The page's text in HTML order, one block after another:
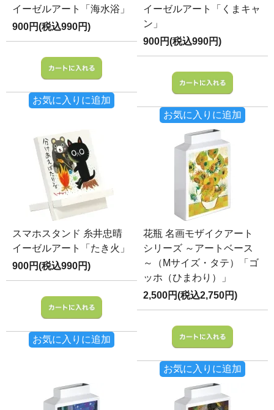
イーゼルアート「海水浴」
900円(税込990円)
お気に入りに追加
イーゼルアート「くまキャ
ン」
900円(税込990円)
お気に入りに追加
スマホスタンド 糸井忠晴
イーゼルアート「たき火」
900円(税込990円)
お気に入りに追加
花瓶 名画モザイクアート
シリーズ ～アートベース
～（Mサイズ・タテ）「ゴ
ッホ（ひまわり）」
2,500円(税込2,750円)
お気に入りに追加